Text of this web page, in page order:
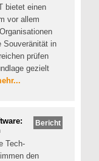
bietet einen
vor allem
Souveränität in
prüfen
gezielt
Bericht
Tech-
den